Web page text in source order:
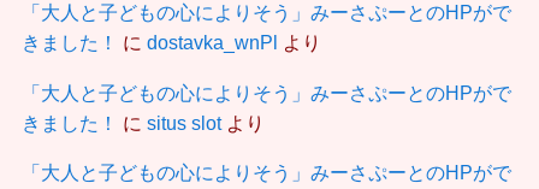
「大人と子どもの心によりそう」みーさぷーとのHPがで
きました！
に dostavka_wnPl より
「大人と子どもの心によりそう」みーさぷーとのHPがで
きました！
に situs slotより
「大人と子どもの心によりそう」みーさぷーとのHPがで